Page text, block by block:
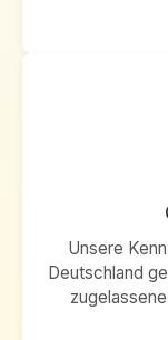
Unsere
Deutschland